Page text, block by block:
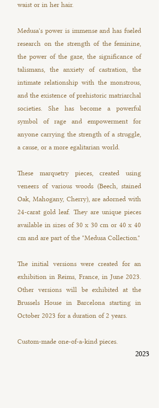
waist or in her hair.
Medusa's power is immense and has fueled
research on the strength of the feminine,
the power of the gaze, the significance of
talismans, the anxiety of castration, the
intimate relationship with the monstrous,
and the existence of prehistoric matriarchal
societies. She has become a powerful
symbol of rage and empowerment for
anyone carrying the strength of a struggle,
a cause, or a more egalitarian world.
These marquetry pieces, created using
veneers of various woods (Beech, stained
Oak, Mahogany, Cherry), are adorned with
24-carat gold leaf. They are unique pieces
available in sizes of 30 x 30 cm or 40 x 40
cm and are part of the "Medusa Collection."
The initial versions were created for an
exhibition in Reims, France, in June 2023.
Other versions will be exhibited at the
Brussels House in Barcelona starting in
October 2023 for a duration of 2 years.
Custom-made one-of-a-kind pieces.
2023